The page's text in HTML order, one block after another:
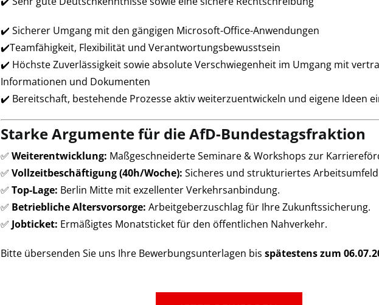
​✔️ Sicherer Umgang mit den gängigen Microsoft-Office-Anwendungen
✔️Teamfähigkeit, Flexibilität und Verantwortungsbewusstsein
✔️ Höchste Zuverlässigkeit sowie absolute Verschwiegenheit im Umgang mit
Informationen und Dokumenten
✔️ Bereitschaft, bestehende Prozesse aktiv weiterzuentwickeln und eigene Ideen
Starke Argumente für die AfD-Bundestagsfraktion
✅ Weiterentwicklung: Maßgeschneiderte Seminare & Workshops zur
✅ Vollzeitbeschäftigung (40h/Woche): Sicheres und strukturiertes
✅ Top-Lage: Berlin Mitte mit exzellenter Verkehrsanbindung.
✅ Betriebliche Altersvorsorge: Arbeitgeberzuschlag für Ihre Zukunftssicherung.
✅ Jobticket: Ermäßigtes Monatsticket für den öffentlichen Nahverkehr.
Bitte übersenden Sie uns Ihre Bewerbungsunterlagen bis spätestens zum